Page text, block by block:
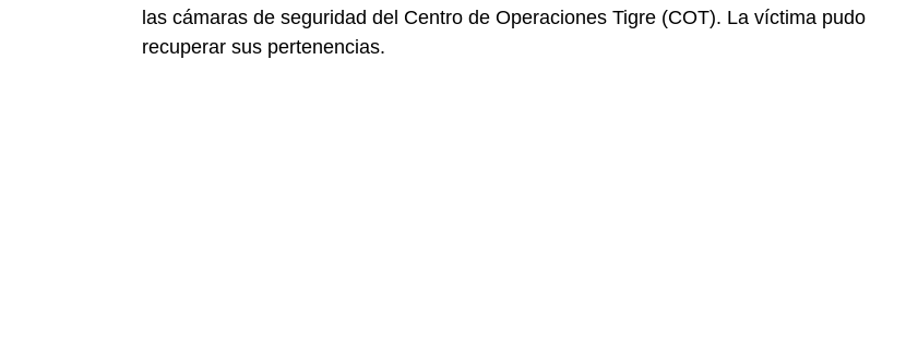
las cámaras de seguridad del Centro de Operaciones Tigre (COT). La víctima pudo
recuperar sus pertenencias.